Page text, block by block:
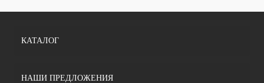
КАТАЛОГ
НАШИ ПРЕДЛОЖЕНИЯ